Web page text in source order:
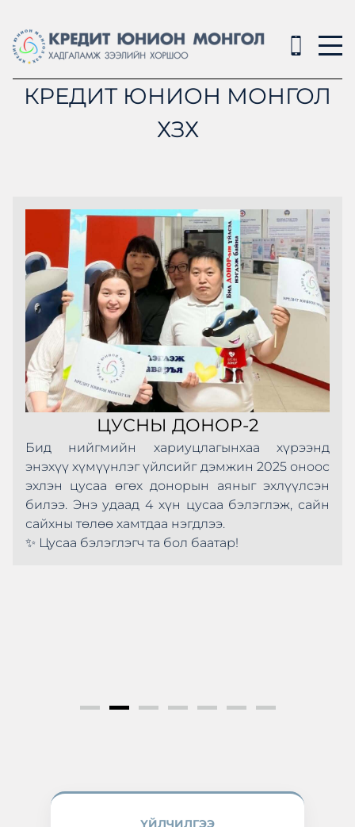
КРЕДИТ ЮНИОН МОНГОЛ
ХЗХ
ЦУСНЫ ДОНОР-2
Бид нийгмийн хариуцлагынхаа хүрээнд
энэхүү хүмүүнлэг үйлсийг дэмжин 2025 оноос
эхлэн цусаа өгөх донорын аяныг эхлүүлсэн
билээ. Энэ удаад 4 хүн цусаа бэлэглэж, сайн
сайхны төлөө хамтдаа нэгдлээ.
✨ Цусаа бэлэглэгч та бол баатар!
ҮЙЛЧИЛГЭЭ